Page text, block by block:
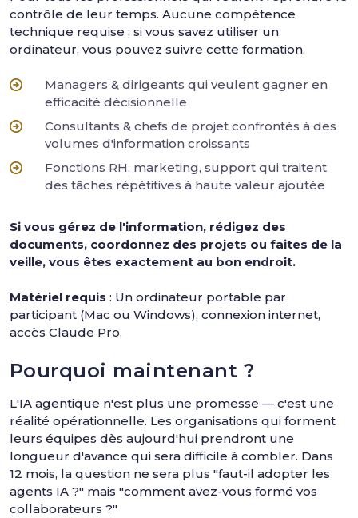
contrôle de leur temps. Aucune compétence
technique requise ; si vous savez utiliser un
ordinateur, vous pouvez suivre cette formation.
Managers & dirigeants qui veulent gagner en
efficacité décisionnelle
Consultants & chefs de projet confrontés à des
volumes d'information croissants
Fonctions RH, marketing, support qui traitent
des tâches répétitives à haute valeur ajoutée
Si vous gérez de l'information, rédigez des
documents, coordonnez des projets ou faites de la
veille, vous êtes exactement au bon endroit.
Matériel requis : Un ordinateur portable par
participant (Mac ou Windows), connexion internet,
accès Claude Pro.
Pourquoi maintenant ?
L'IA agentique n'est plus une promesse — c'est une
réalité opérationnelle. Les organisations qui forment
leurs équipes dès aujourd'hui prendront une
longueur d'avance qui sera difficile à combler. Dans
12 mois, la question ne sera plus "faut-il adopter les
agents IA ?" mais "comment avez-vous formé vos
collaborateurs ?"